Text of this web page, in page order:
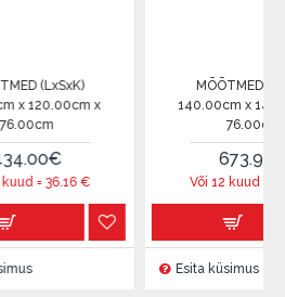
x
36.16€
MÕÕTMED (LxSxK)
140.00cm x 140.00cm x
76.00cm
673.99€
Või 12 kuud = 56.16€
Esita küsimus